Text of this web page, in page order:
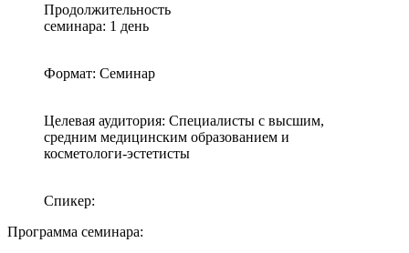
Продолжительность
семинара: 1 день
Формат: Семинар
Целевая аудитория: Специалисты с высшим,
средним медицинским образованием и
косметологи-эстетисты
Спикер:
Программа семинара: